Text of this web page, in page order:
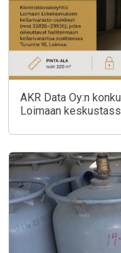
AKR Data Oy:n
Loimaan